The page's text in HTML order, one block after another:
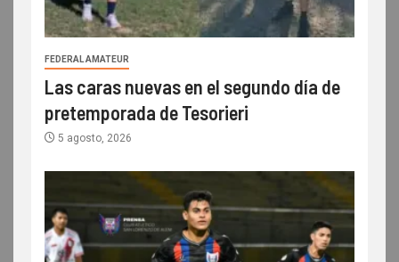
FEDERAL AMATEUR
Las caras nuevas en el segundo día de
pretemporada de Tesorieri
5 agosto, 2026